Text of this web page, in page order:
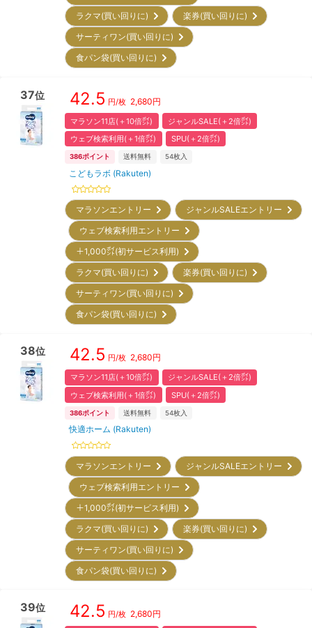
ラクマ(買い回りに)
楽券(買い回りに)
サーティワン(買い回りに)
食パン袋(買い回りに)
37位 42.5 円/枚 2,680円
マラソン11店(＋10倍㌽)
ジャンルSALE(＋2倍㌽)
ウェブ検索利用(＋1倍㌽)
SPU(＋2倍㌽)
386ポイント 送料無料 54枚入
こどもラボ (Rakuten)
マラソンエントリー
ジャンルSALEエントリー
ウェブ検索利用エントリー
＋1,000㌽(初サービス利用)
ラクマ(買い回りに)
楽券(買い回りに)
サーティワン(買い回りに)
食パン袋(買い回りに)
38位 42.5 円/枚 2,680円
マラソン11店(＋10倍㌽)
ジャンルSALE(＋2倍㌽)
ウェブ検索利用(＋1倍㌽)
SPU(＋2倍㌽)
386ポイント 送料無料 54枚入
快適ホーム (Rakuten)
マラソンエントリー
ジャンルSALEエントリー
ウェブ検索利用エントリー
＋1,000㌽(初サービス利用)
ラクマ(買い回りに)
楽券(買い回りに)
サーティワン(買い回りに)
食パン袋(買い回りに)
39位 42.5 円/枚 2,680円